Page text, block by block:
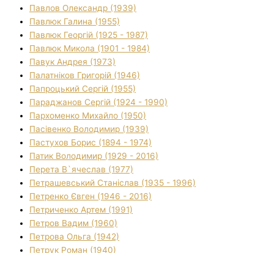
Павлов Олександр (1939)
Павлюк Галина (1955)
Павлюк Георгій (1925 - 1987)
Павлюк Микола (1901 - 1984)
Павук Андрея (1973)
Палатніков Григорій (1946)
Папроцький Сергій (1955)
Параджанов Сергій (1924 - 1990)
Пархоменко Михайло (1950)
Пасівенко Володимир (1939)
Пастухов Борис (1894 - 1974)
Патик Володимир (1929 - 2016)
Перета В`ячеслав (1977)
Петрашевський Станіслав (1935 - 1996)
Петренко Євген (1946 - 2016)
Петриченко Артем (1991)
Петров Вадим (1960)
Петрова Ольга (1942)
Петрук Роман (1940)